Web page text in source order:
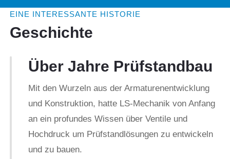
schweren Großprüfständen, von Vakuum bis 600 bar
Luft- und 1.600 bar Wasserdruck. Es gibt kaum
Inspiration und das Know How, innovative Prüfstände
für Ihre individuellen Anforderungen zu entwickeln.
EINE INTERESSANTE HISTORIE
Geschichte
ÜberJahre Prüfstandbau
Mit den Wurzeln aus der Armaturenentwicklung
und Konstruktion, hatte LS-Mechanik von Anfang
an ein profundes Wissen über Ventile und
Hochdruck um Prüfstandlösungen zu entwickeln
und zu bauen.